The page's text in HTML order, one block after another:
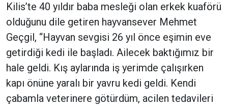
Kilis’te 40 yıldır baba mesleği olan erkek kuaförü
olduğunu dile getiren hayvansever Mehmet
Geçgil, ‘‘Hayvan sevgisi 26 yıl önce eşimin eve
getirdiği kedi ile başladı. Ailecek baktığımız bir
hale geldi. Kış aylarında iş yerimde çalışırken
kapı önüne yaralı bir yavru kedi geldi. Kendi
çabamla veterinere götürdüm, acilen tedavileri